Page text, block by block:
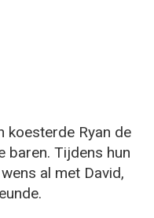
koesterde Ryan de
baren. Tijdens hun
al met David,